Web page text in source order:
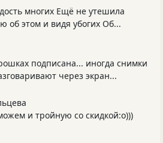
многих Ещё не утешила
об этом и видя убогих Об...
подписана... иногда снимки
через экран...
и тройную со скидкой:о)))